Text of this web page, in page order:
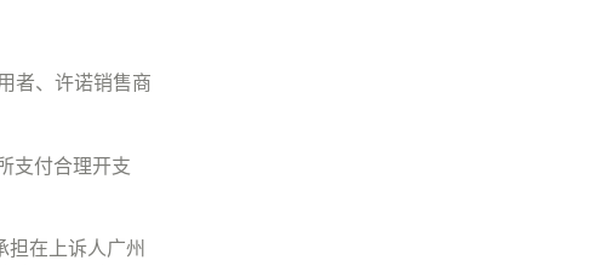
者、许诺销售商
支付合理开支
担在上诉人广州